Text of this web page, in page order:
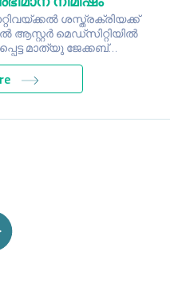
ശസ്ത്രക്രിയക്ക്
ആസ്റ്റർ മെഡ്സിറ്റിയിൽ
മാത്യു ജേക്കബ്…